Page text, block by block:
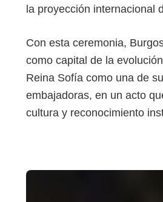
la proyección internacional
Con esta ceremonia,
como capital de la
Reina Sofía como una de
embajadoras, en un acto
cultura y reconocimiento